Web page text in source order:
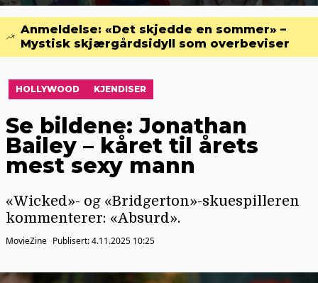
Anmeldelse: «Det skjedde en sommer» –
Mystisk skjærgårdsidyll som overbeviser
HOLLYWOOD KJENDISER
Se bildene: Jonathan
Bailey – kåret til årets
mest sexy mann
«Wicked»- og «Bridgerton»-skuespilleren
kommenterer: «Absurd».
MovieZine Publisert:4.11.2025 10:25